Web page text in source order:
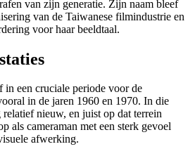
van zijn generatie. Zijn naam bleef
van de Taiwanese filmindustrie en
voor haar beeldtaal.
een cruciale periode voor de
in de jaren 1960 en 1970. In die
nieuw, en juist op dat terrein
als cameraman met een sterk gevoel
afwerking.